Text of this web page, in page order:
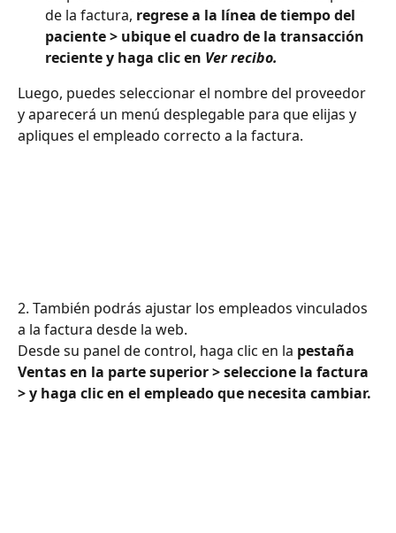
de la factura, regrese a la línea de tiempo del
paciente > ubique el cuadro de la transacción
reciente y haga clic en Ver recibo.
Luego, puedes seleccionar el nombre del proveedor
y aparecerá un menú desplegable para que elijas y
apliques el empleado correcto a la factura.
2. También podrás ajustar los empleados vinculados
a la factura desde la web.
Desde su panel de control, haga clic en la pestaña
Ventas en la parte superior > seleccione la factura
> y haga clic en el empleado que necesita cambiar.